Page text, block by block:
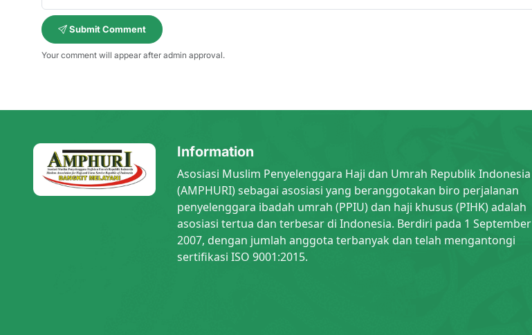
Submit Comment
Your comment will appear after admin approval.
Information
Asosiasi Muslim Penyelenggara Haji dan Umrah Republik Indonesia
(AMPHURI) sebagai asosiasi yang beranggotakan biro perjalanan
penyelenggara ibadah umrah (PPIU) dan haji khusus (PIHK) adalah
asosiasi tertua dan terbesar di Indonesia. Berdiri pada 1 September
2007, dengan jumlah anggota terbanyak dan telah mengantongi
sertifikasi ISO 9001:2015.